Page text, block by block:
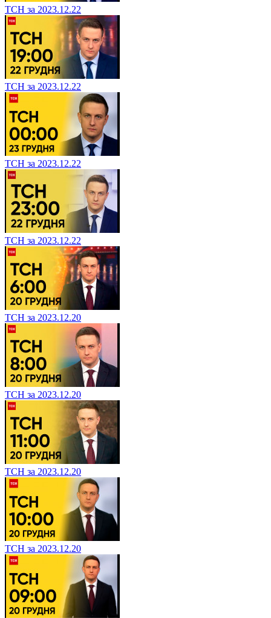
ТСН за 2023.12.22
ТСН за 2023.12.22
ТСН за 2023.12.22
ТСН за 2023.12.22
ТСН за 2023.12.20
ТСН за 2023.12.20
ТСН за 2023.12.20
ТСН за 2023.12.20